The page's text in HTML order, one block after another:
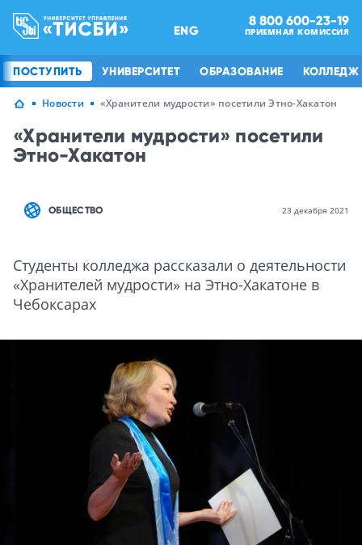
ENG
8 800 600-23-19
ПРИЕМНАЯ КОМИССИЯ
ПОСТУПИТЬ УНИВЕРСИТЕТ ОБРАЗОВАНИЕ КОЛЛЕДЖ
Новости «Хранители мудрости» посетили Этно-Хакатон
«Хранители мудрости» посетили
Этно-Хакатон
ОБЩЕСТВО 23 декабря 2021
Студенты колледжа рассказали о деятельности
«Хранителей мудрости» на Этно-Хакатоне в
Чебоксарах